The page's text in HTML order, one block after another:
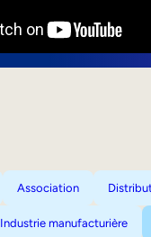
Association
Industrie manufacturière